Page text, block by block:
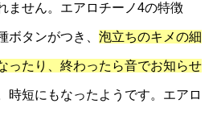
ません。エアロチーノ4の特徴
ボタンがつき、 泡立ちのキメの細
ったり、終わったら音でお知らせ
時短にもなったようです。エアロ